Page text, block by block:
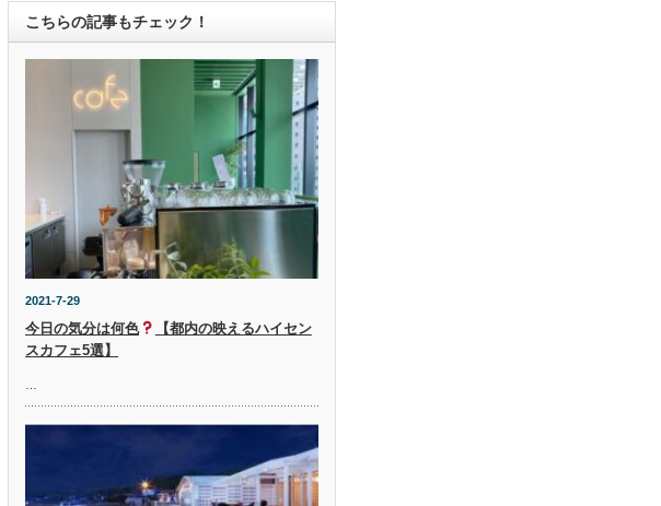
こちらの記事もチェック！
2021-7-29
今日の気分は何色
【都内の映えるハイセン
スカフェ5選】